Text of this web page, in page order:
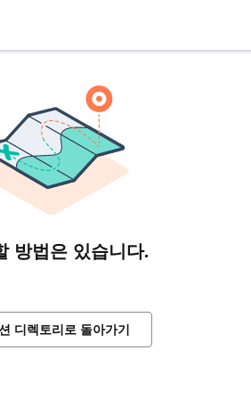
방법은 있습니다.
디렉토리로 돌아가기